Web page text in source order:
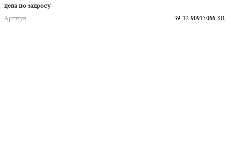
цена по запросу
Артикул
39-12-90915066-SB